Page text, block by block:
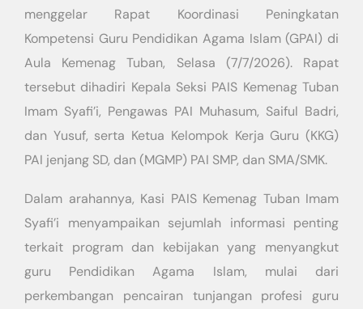
menggelar Rapat Koordinasi Peningkatan
Kompetensi Guru Pendidikan Agama Islam (GPAI) di
Aula Kemenag Tuban, Selasa (7/7/2026). Rapat
tersebut dihadiri Kepala Seksi PAIS Kemenag Tuban
Imam Syafi’i, Pengawas PAI Muhasum, Saiful Badri,
dan Yusuf, serta Ketua Kelompok Kerja Guru (KKG)
PAI jenjang SD, dan (MGMP) PAI SMP, dan SMA/SMK.
Dalam arahannya, Kasi PAIS Kemenag Tuban Imam
Syafi’i menyampaikan sejumlah informasi penting
terkait program dan kebijakan yang menyangkut
guru Pendidikan Agama Islam, mulai dari
perkembangan pencairan tunjangan profesi guru